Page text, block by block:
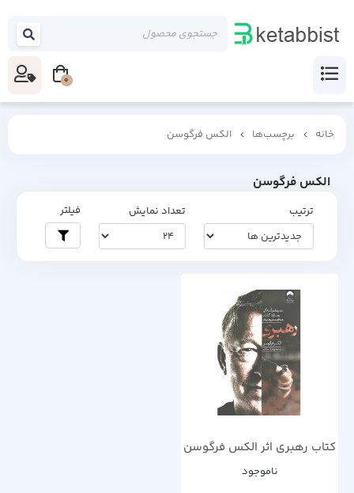
خانه برچسب‌ها الکس فرگوسن
الکس فرگوسن
ترتیب تعداد نمایش فیلتر
کتاب رهبری اثر الکس فرگوسن
ناموجود
0